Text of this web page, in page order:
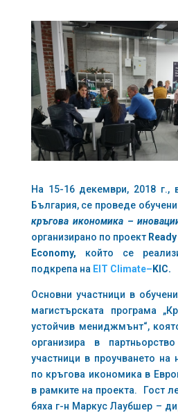
На 15-16 декември, 2018 г.,
България, се проведе
кръгова икономика –
организирано по проект
Economy, който се
подкрепа на EIT Climate– KIC.
Основни участници в
магистърската програма
устойчив мениджмънт“,
организира в
участници в проучването на
по кръгова икономика в
в рамките на проекта. Гост
бяха г-н Маркус Лаубшер –